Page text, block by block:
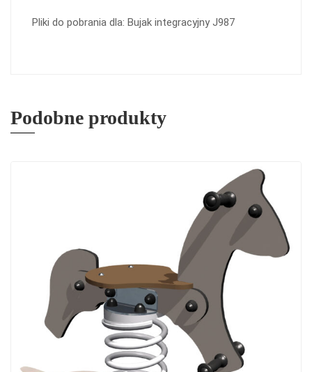
Pliki do pobrania dla: Bujak integracyjny J987
Podobne produkty